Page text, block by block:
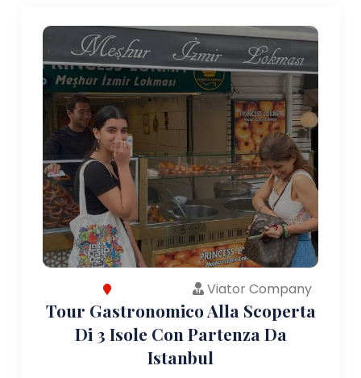
Viator Company
Tour Gastronomico Alla Scoperta
Di 3 Isole Con Partenza Da
Istanbul